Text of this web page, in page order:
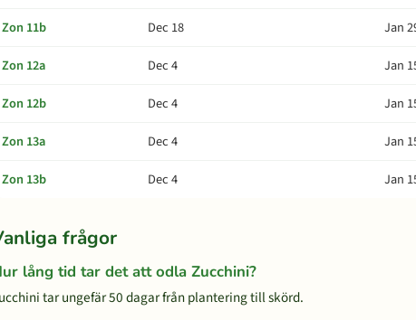
Zon 11b
Dec 18 Jan
Zon 12a
Dec 4 Jan
Zon 12b
Dec 4 Jan
Zon 13a
Dec 4 Jan
Zon 13b
Dec 4 Jan
frågor
lång tid tar det att odla Zucchini?
tar ungefär 50 dagar från plantering till skörd.